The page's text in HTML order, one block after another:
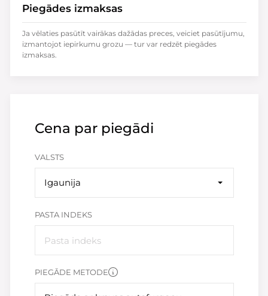
Cena par piegādi
VALSTS
Igaunija
PASTA INDEKS
PIEGĀDE METODE
Piegādes izmaksas
Ja vēlaties pasūtīt vairākas dažādas preces, veiciet pasūtījumu,
izmantojot iepirkumu grozu — tur var redzēt piegādes
izmaksas.